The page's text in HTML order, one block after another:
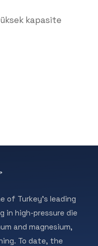
kapasite
of Turkey’s leading
in high-pressure die
and magnesium,
To date, the